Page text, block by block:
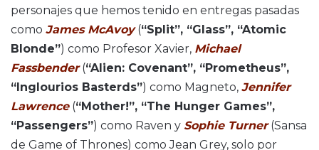
personajes que hemos tenido en entregas pasadas
como James McAvoy(“Split”, “Glass”, “Atomic
Blonde”) como Profesor Xavier, Michael
Fassbender(“Alien: Covenant”, “Prometheus”,
“Inglourios Basterds”) como Magneto, Jennifer
Lawrence(“Mother!”, “The Hunger Games”,
“Passengers”) como Raven y Sophie Turner(Sansa
de Game of Thrones) como Jean Grey, solo por